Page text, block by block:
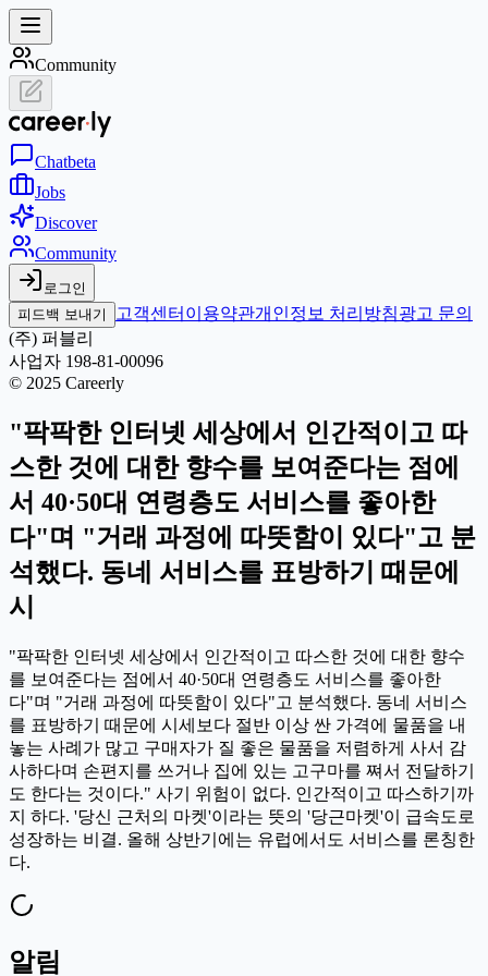
Community
Chatbeta
Jobs
Discover
Community
로그인
피드백 보내기
고객센터 이용약관개인정보 처리방침광고 문의
(주) 퍼블리
사업자 198-81-00096
© 2025 Careerly
"팍팍한 인터넷 세상에서 인간적이고 따
스한 것에 대한 향수를 보여준다는 점에
서 40·50대 연령층도 서비스를 좋아한
다"며 "거래 과정에 따뜻함이 있다"고 분
석했다. 동네 서비스를 표방하기 때문에
시
"팍팍한 인터넷 세상에서 인간적이고 따스한 것에 대한 향수
를 보여준다는 점에서 40·50대 연령층도 서비스를 좋아한
다"며 "거래 과정에 따뜻함이 있다"고 분석했다. 동네 서비스
를 표방하기 때문에 시세보다 절반 이상 싼 가격에 물품을 내
놓는 사례가 많고 구매자가 질 좋은 물품을 저렴하게 사서 감
사하다며 손편지를 쓰거나 집에 있는 고구마를 쪄서 전달하기
도 한다는 것이다." 사기 위험이 없다. 인간적이고 따스하기까
지 하다. '당신 근처의 마켓'이라는 뜻의 '당근마켓'이 급속도로
성장하는 비결. 올해 상반기에는 유럽에서도 서비스를 론칭한
다.
알림